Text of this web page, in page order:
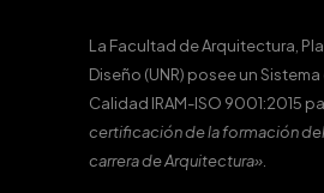
La Facultad de Arquitectura,
Diseño (UNR) posee un
Calidad IRAM-ISO 9001:2015
certificación de la formación
carrera de Arquitectura».